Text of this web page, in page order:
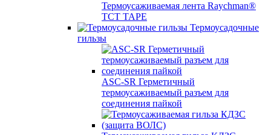
Термоусаживаемая лента Raychman®
TCT TAPE
Термоусадочные
гильзы
ASC‐SR Герметичный
термоусаживаемый разъем для
соединения пайкой